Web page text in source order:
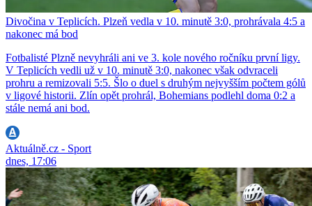
Divočina v Teplicích. Plzeň vedla v 10. minutě 3:0, prohrávala 4:5 a
nakonec má bod
Fotbalisté Plzně nevyhráli ani ve 3. kole nového ročníku první ligy.
V Teplicích vedli už v 10. minutě 3:0, nakonec však odvraceli
prohru a remizovali 5:5. Šlo o duel s druhým nejvyšším počtem gólů
v ligové historii. Zlín opět prohrál, Bohemians podlehl doma 0:2 a
stále nemá ani bod.
Aktuálně.cz - Sport
dnes, 17:06